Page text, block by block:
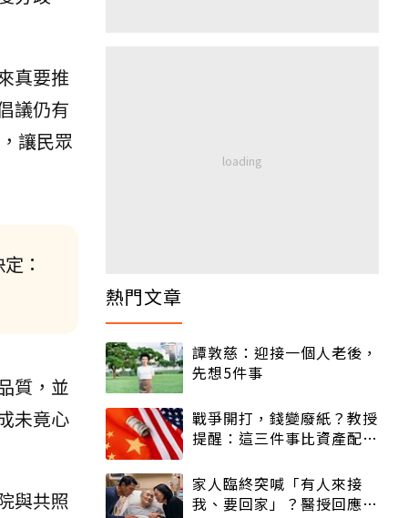
真要推
議仍有
讓民眾
：
質，並
未竟心
與共照
熱門文章
譚敦慈：迎接一個人老後，
先想5件事
戰爭開打，錢變廢紙？教授
提醒：這三件事比資產配置
家人臨終突喊「有人來接
我、要回家」？醫授回應方